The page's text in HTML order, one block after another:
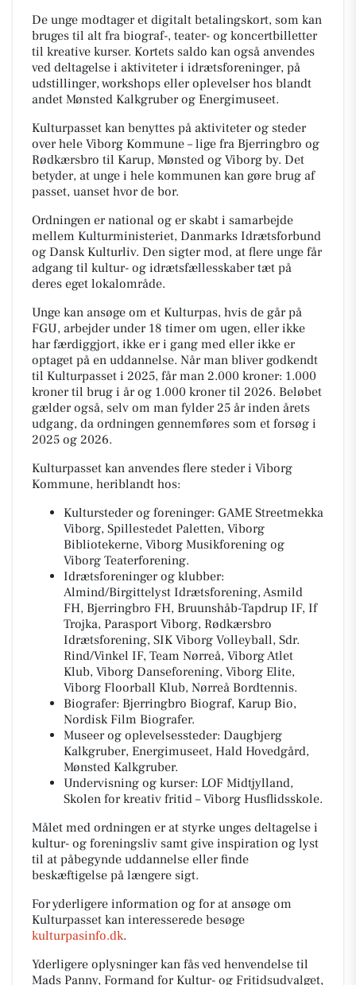
De unge modtager et digitalt betalingskort, som kan
bruges til alt fra biograf-, teater- og koncertbilletter
til kreative kurser. Kortets saldo kan også anvendes
ved deltagelse i aktiviteter i idrætsforeninger, på
udstillinger, workshops eller oplevelser hos blandt
andet Mønsted Kalkgruber og Energimuseet.
Kulturpasset kan benyttes på aktiviteter og steder
over hele Viborg Kommune – lige fra Bjerringbro og
Rødkærsbro til Karup, Mønsted og Viborg by. Det
betyder, at unge i hele kommunen kan gøre brug af
passet, uanset hvor de bor.
Ordningen er national og er skabt i samarbejde
mellem Kulturministeriet, Danmarks Idrætsforbund
og Dansk Kulturliv. Den sigter mod, at flere unge får
adgang til kultur- og idrætsfællesskaber tæt på
deres eget lokalområde.
Unge kan ansøge om et Kulturpas, hvis de går på
FGU, arbejder under 18 timer om ugen, eller ikke
har færdiggjort, ikke er i gang med eller ikke er
optaget på en uddannelse. Når man bliver godkendt
til Kulturpasset i 2025, får man 2.000 kroner: 1.000
kroner til brug i år og 1.000 kroner til 2026. Beløbet
gælder også, selv om man fylder 25 år inden årets
udgang, da ordningen gennemføres som et forsøg i
2025 og 2026.
Kulturpasset kan anvendes flere steder i Viborg
Kommune, heriblandt hos:
Kultursteder og foreninger: GAME Streetmekka
Viborg, Spillestedet Paletten, Viborg
Bibliotekerne, Viborg Musikforening og
Viborg Teaterforening.
Idrætsforeninger og klubber:
Almind/Birgittelyst Idrætsforening, Asmild
FH, Bjerringbro FH, Bruunshåb-Tapdrup IF, If
Trojka, Parasport Viborg, Rødkærsbro
Idrætsforening, SIK Viborg Volleyball, Sdr.
Rind/Vinkel IF, Team Nørreå, Viborg Atlet
Klub, Viborg Danseforening, Viborg Elite,
Viborg Floorball Klub, Nørreå Bordtennis.
Biografer: Bjerringbro Biograf, Karup Bio,
Nordisk Film Biografer.
Museer og oplevelsessteder: Daugbjerg
Kalkgruber, Energimuseet, Hald Hovedgård,
Mønsted Kalkgruber.
Undervisning og kurser: LOF Midtjylland,
Skolen for kreativ fritid – Viborg Husflidsskole.
Målet med ordningen er at styrke unges deltagelse i
kultur- og foreningsliv samt give inspiration og lyst
til at påbegynde uddannelse eller finde
beskæftigelse på længere sigt.
For yderligere information og for at ansøge om
Kulturpasset kan interesserede besøge
kulturpasinfo.dk.
Yderligere oplysninger kan fås ved henvendelse til
Mads Panny, Formand for Kultur- og Fritidsudvalget,